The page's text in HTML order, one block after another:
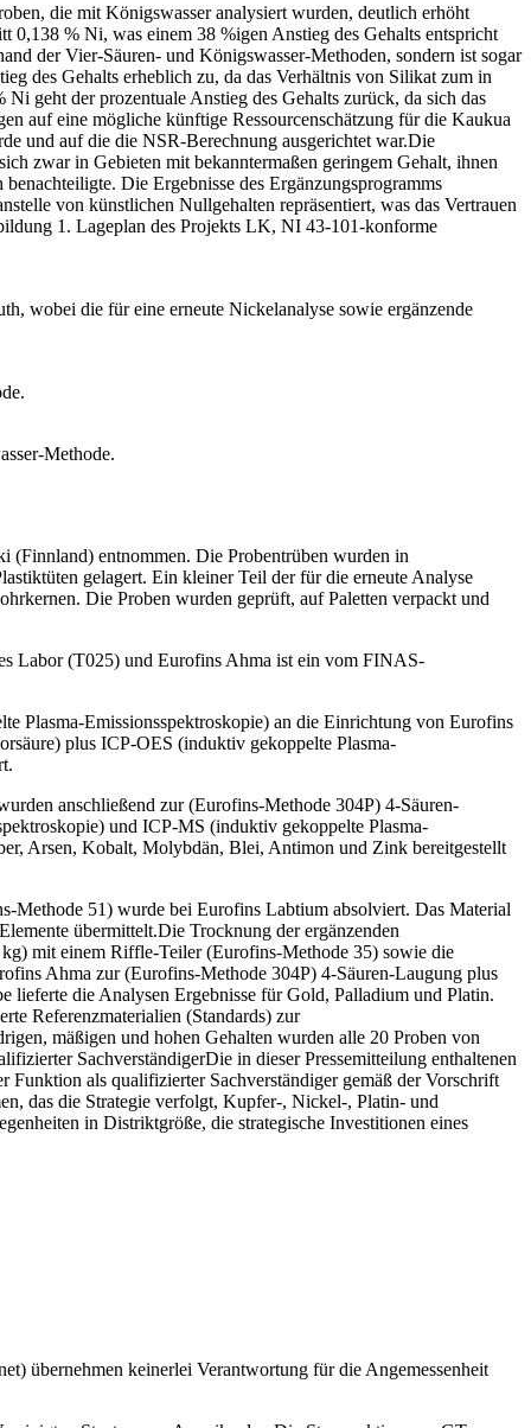
die mit Königswasser analysiert wurden, deutlich erhöht
% Ni, was einem 38 %igen Anstieg des Gehalts entspricht
der Vier-Säuren- und Königswasser-Methoden, sondern ist sogar
des Gehalts erheblich zu, da das Verhältnis von Silikat zum in
geht der prozentuale Anstieg des Gehalts zurück, da sich das
auf eine mögliche künftige Ressourcenschätzung für die Kaukua
und auf die die NSR-Berechnung ausgerichtet war.Die
zwar in Gebieten mit bekanntermaßen geringem Gehalt, ihnen
Die Ergebnisse des Ergänzungsprogramms
von künstlichen Nullgehalten repräsentiert, was das Vertrauen
1. Lageplan des Projekts LK, NI 43-101-konforme
wobei die für eine erneute Nickelanalyse sowie ergänzende
Methode.
(Finnland) entnommen. Die Probentrüben wurden in
gelagert. Ein kleiner Teil der für die erneute Analyse
Die Proben wurden geprüft, auf Paletten verpackt und
Labor (T025) und Eurofins Ahma ist ein vom FINAS-
Plasma-Emissionsspektroskopie) an die Einrichtung von Eurofins
plus ICP-OES (induktiv gekoppelte Plasma-
anschließend zur (Eurofins-Methode 304P) 4-Säuren-
und ICP-MS (induktiv gekoppelte Plasma-
Arsen, Kobalt, Molybdän, Blei, Antimon und Zink bereitgestellt
Methode 51) wurde bei Eurofins Labtium absolviert. Das Material
übermittelt.Die Trocknung der ergänzenden
mit einem Riffle-Teiler (Eurofins-Methode 35) sowie die
Ahma zur (Eurofins-Methode 304P) 4-Säuren-Laugung plus
die Analysen Ergebnisse für Gold, Palladium und Platin.
Referenzmaterialien (Standards) zur
mäßigen und hohen Gehalten wurden alle 20 Proben von
SachverständigerDie in dieser Pressemitteilung enthaltenen
als qualifizierter Sachverständiger gemäß der Vorschrift
das die Strategie verfolgt, Kupfer-, Nickel-, Platin- und
in Distriktgröße, die strategische Investitionen eines
übernehmen keinerlei Verantwortung für die Angemessenheit